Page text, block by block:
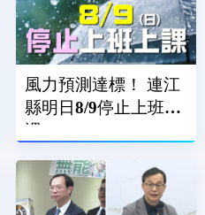
風力預測達標！ 連江
縣明日8/9停止上班上
課